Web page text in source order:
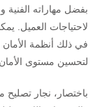
بفضل مهاراته الفنية
لاحتياجات العميل.
في ذلك أنظمة الأمان
لتحسين مستوى الأمان
باختصار، نجار تصليح